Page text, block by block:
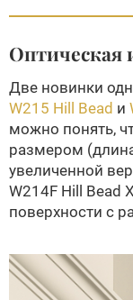
Оптическая
Две новинки
W215 Hill Bead и
можно понять,
размером
увеличенной
W214F Hill Bead
поверхности с